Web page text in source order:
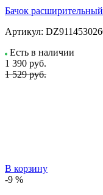
Бачок
Артикул:
Есть в наличии
1 390 руб.
1 529 руб.
В корзину
-9 %